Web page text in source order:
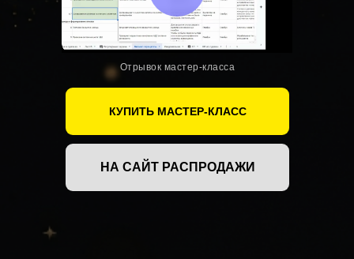
КУПИТЬ МАСТЕР-КЛАСС
НА САЙТ РАСПРОДАЖИ
Отрывок мастер-класса